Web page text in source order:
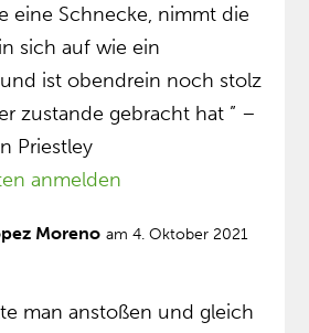
eine Schnecke, nimmt die
sich auf wie ein
ist obendrein noch stolz
zustande gebracht hat ” –
Priestley
anmelden
Moreno am 4. Oktober 2021
man anstoßen und gleich